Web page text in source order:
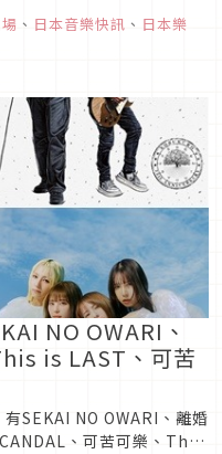
ZIPPER、色情塗鴉、須
、 日本音樂快訊 、 日本樂
NO OWARI、
is LAST、可苦
SEKAI NO OWARI、離婚
、可苦可樂、This